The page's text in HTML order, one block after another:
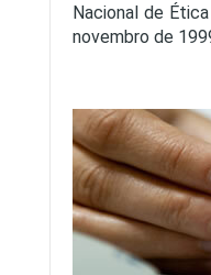
Nacional de
novembro de